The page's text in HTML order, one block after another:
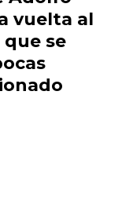
vuelta al
se